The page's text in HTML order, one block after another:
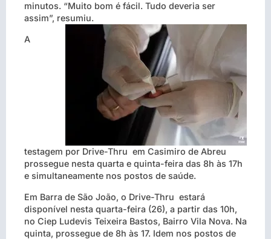
minutos. “Muito bom é fácil. Tudo deveria ser
assim”, resumiu.
A
testagem por Drive-Thru em Casimiro de Abreu
prossegue nesta quarta e quinta-feira das 8h às 17h
e simultaneamente nos postos de saúde.
Em Barra de São João, o Drive-Thru estará
disponível nesta quarta-feira (26), a partir das 10h,
no Ciep Ludevis Teixeira Bastos, Bairro Vila Nova. Na
quinta, prossegue de 8h às 17. Idem nos postos de